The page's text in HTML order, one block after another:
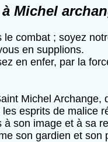
Michel
combat ; soyez
en supplions.
en enfer, par la
Michel
esprits de malice
son image et à sa
son gardien et